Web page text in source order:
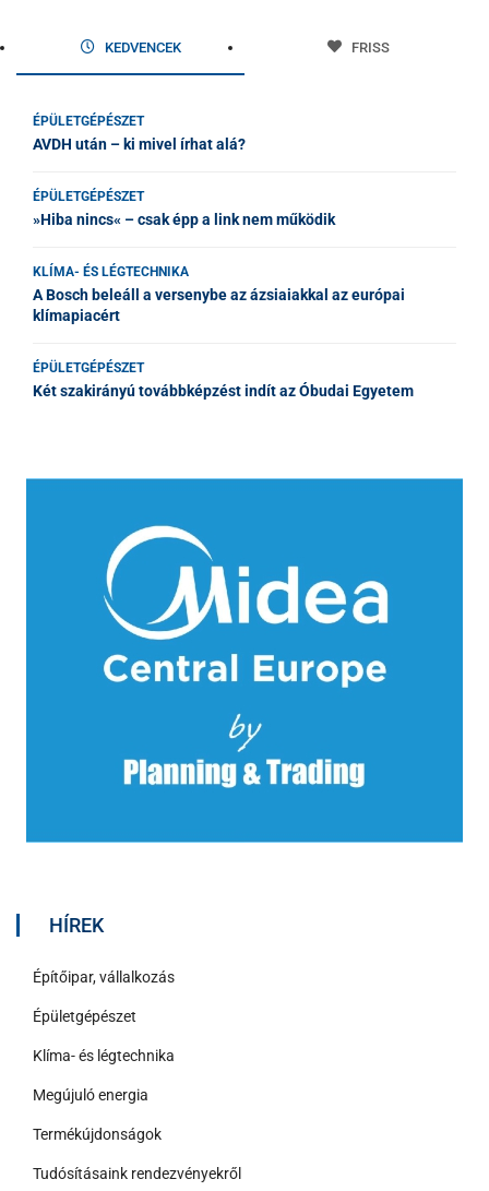
KEDVENCEK FRISS
ÉPÜLETGÉPÉSZET
AVDH után – ki mivel írhat alá?
ÉPÜLETGÉPÉSZET
»Hiba nincs« – csak épp a link nem működik
KLÍMA- ÉS LÉGTECHNIKA
A Bosch beleáll a versenybe az ázsiaiakkal az európai
klímapiacért
ÉPÜLETGÉPÉSZET
Két szakirányú továbbképzést indít az Óbudai Egyetem
HÍREK
Építőipar, vállalkozás
Épületgépészet
Klíma- és légtechnika
Megújuló energia
Termékújdonságok
Tudósításaink rendezvényekről